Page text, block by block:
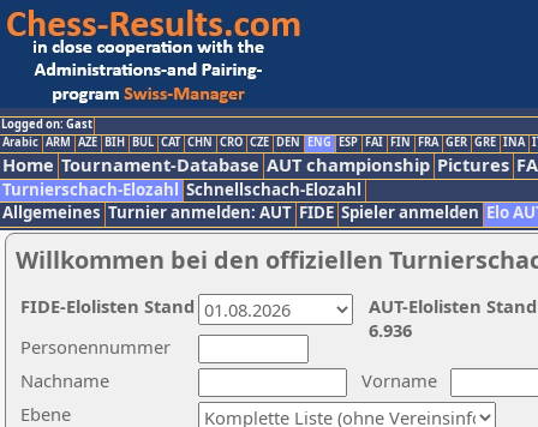
Logged on: Gast
Arabic ARM AZE BIH BUL CAT CHN CRO CZE DEN ENG ESP FAI FIN FRA GER GRE INA
Home Tournament-Database AUT championship Pictures
Turnierschach-Elozahl Schnellschach-Elozahl
Allgemeines Turnier anmelden: AUT FIDE Spieler anmelden Elo
Willkommen bei den offiziellen
Nachname
Vorname
Ebene
Personennummer
AUT-Elolisten
6.936
FIDE-Elolisten Stand